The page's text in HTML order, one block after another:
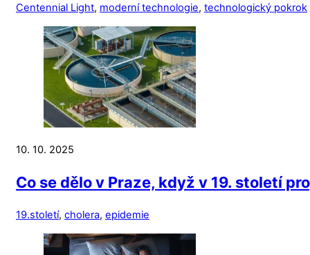
Centennial Light, moderní technologie, technologický pokrok
10. 10. 2025
Co se dělo v Praze, když v 19. století
19.století, cholera, epidemie